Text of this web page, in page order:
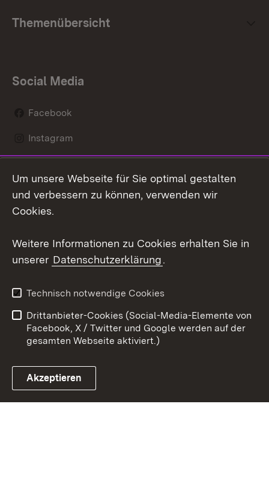
Themenübersicht
Social Media
Facebook
Instagram
Mastodon
Youtube
Link zum Landesportal
Kontakt
Datenschutz
Barrierefreiheit
Impressum Cookies
Um unsere Webseite für Sie optimal gestalten
und verbessern zu können, verwenden wir
Cookies.
Weitere Informationen zu Cookies erhalten Sie in
unserer Datenschutzerklärung.
Technisch notwendige Cookies
Drittanbieter-Cookies (Social-Media-Elemente von
Facebook, X / Twitter und Google werden auf der
gesamten Webseite aktiviert.)
Akzeptieren